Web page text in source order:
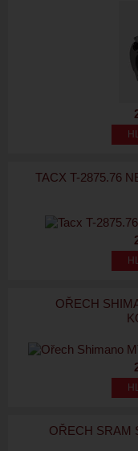
TACX T-2875.76
OŘECH
OŘECH SRAM